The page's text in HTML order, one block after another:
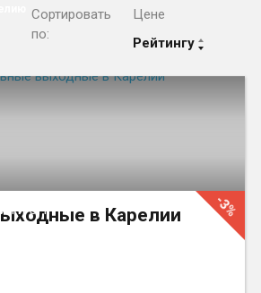
Сортировать
по:
Цене
Рейтингу
и СНГ -3%
в Карелии